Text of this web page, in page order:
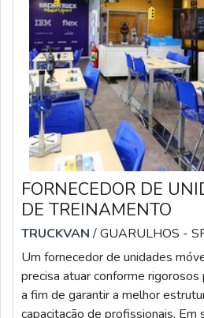
FORNECEDOR DE
DE TREINAMENTO
TRUCKVAN/ GUARULHOS -
Um fornecedor de unidades
precisa atuar conforme
a fim de garantir a melhor
capacitação de profissionais. Em